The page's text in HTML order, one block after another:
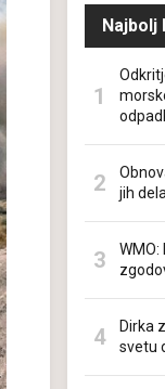
Najbolj
jih
Dirka
svetu